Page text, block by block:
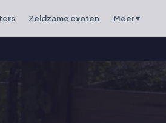
Zeldzame exoten Meer ▾